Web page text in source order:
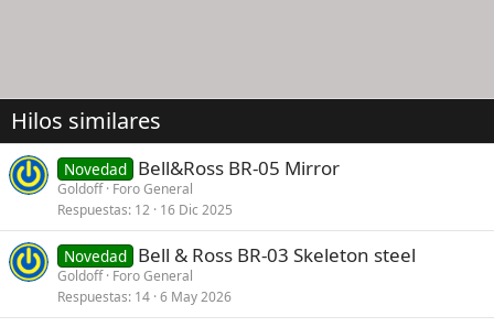
Hilos similares
Novedad Bell&Ross BR-05 Mirror
Goldoff Foro General
Respuestas 12 16 Dic 2025
Novedad Bell & Ross BR-03 Skeleton steel
Goldoff Foro General
Respuestas 14 6 May 2026